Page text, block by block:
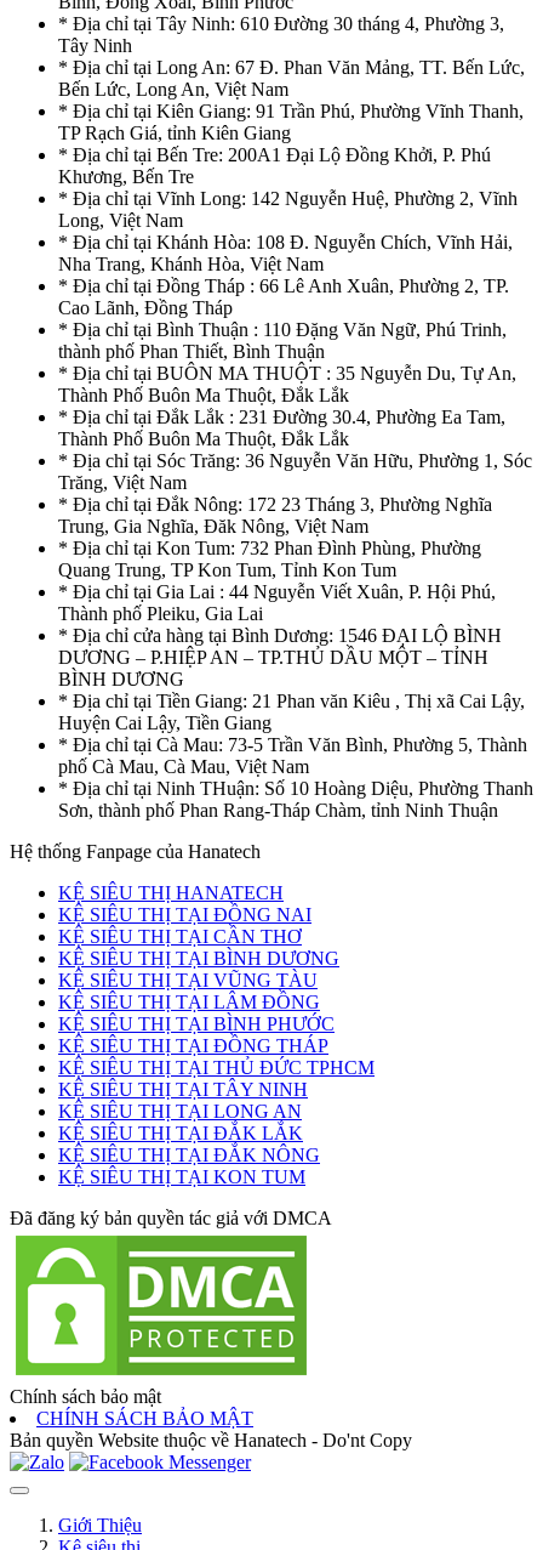
* Địa chỉ tại Tây Ninh: 610 Đường 30 tháng 4, Phường 3,
Tây Ninh
* Địa chỉ tại Long An: 67 Đ. Phan Văn Mảng, TT. Bến Lức,
Bến Lức, Long An, Việt Nam
* Địa chỉ tại Kiên Giang: 91 Trần Phú, Phường Vĩnh Thanh,
TP Rạch Giá, tỉnh Kiên Giang
* Địa chỉ tại Bến Tre: 200A1 Đại Lộ Đồng Khởi, P. Phú
Khương, Bến Tre
* Địa chỉ tại Vĩnh Long: 142 Nguyễn Huệ, Phường 2, Vĩnh
Long, Việt Nam
* Địa chỉ tại Khánh Hòa: 108 Đ. Nguyễn Chích, Vĩnh Hải,
Nha Trang, Khánh Hòa, Việt Nam
* Địa chỉ tại Đồng Tháp : 66 Lê Anh Xuân, Phường 2, TP.
Cao Lãnh, Đồng Tháp
* Địa chỉ tại Bình Thuận : 110 Đặng Văn Ngữ, Phú Trinh,
thành phố Phan Thiết, Bình Thuận
* Địa chỉ tại BUÔN MA THUỘT : 35 Nguyễn Du, Tự An,
Thành Phố Buôn Ma Thuột, Đắk Lắk
* Địa chỉ tại Đắk Lắk : 231 Đường 30.4, Phường Ea Tam,
Thành Phố Buôn Ma Thuột, Đắk Lắk
* Địa chỉ tại Sóc Trăng: 36 Nguyễn Văn Hữu, Phường 1, Sóc
Trăng, Việt Nam
* Địa chỉ tại Đắk Nông: 172 23 Tháng 3, Phường Nghĩa
Trung, Gia Nghĩa, Đăk Nông, Việt Nam
* Địa chỉ tại Kon Tum: 732 Phan Đình Phùng, Phường
Quang Trung, TP Kon Tum, Tỉnh Kon Tum
* Địa chỉ tại Gia Lai : 44 Nguyễn Viết Xuân, P. Hội Phú,
Thành phố Pleiku, Gia Lai
* Địa chỉ cửa hàng tại Bình Dương: 1546 ĐẠI LỘ BÌNH
DƯƠNG – P.HIỆP AN – TP.THỦ DẦU MỘT – TỈNH
BÌNH DƯƠNG
* Địa chỉ tại Tiền Giang: 21 Phan văn Kiêu , Thị xã Cai Lậy,
Huyện Cai Lậy, Tiền Giang
* Địa chỉ tại Cà Mau: 73-5 Trần Văn Bình, Phường 5, Thành
phố Cà Mau, Cà Mau, Việt Nam
* Địa chỉ tại Ninh THuận: Số 10 Hoàng Diệu, Phường Thanh
Sơn, thành phố Phan Rang-Tháp Chàm, tỉnh Ninh Thuận
Hệ thống Fanpage của Hanatech
KỆ SIÊU THỊ HANATECH
KỆ SIÊU THỊ TẠI ĐỒNG NAI
KỆ SIÊU THỊ TẠI CẦN THƠ
KỆ SIÊU THỊ TẠI BÌNH DƯƠNG
KỆ SIÊU THỊ TẠI VŨNG TÀU
KỆ SIÊU THỊ TẠI LÂM ĐỒNG
KỆ SIÊU THỊ TẠI BÌNH PHƯỚC
KỆ SIÊU THỊ TẠI ĐỒNG THÁP
KỆ SIÊU THỊ TẠI THỦ ĐỨC TPHCM
KỆ SIÊU THỊ TẠI TÂY NINH
KỆ SIÊU THỊ TẠI LONG AN
KỆ SIÊU THỊ TẠI ĐẮK LẮK
KỆ SIÊU THỊ TẠI ĐẮK NÔNG
KỆ SIÊU THỊ TẠI KON TUM
Đã đăng ký bản quyền tác giả với DMCA
Chính sách bảo mật
CHÍNH SÁCH BẢO MẬT
Bản quyền Website thuộc về Hanatech - Do'nt Copy
Giới Thiệu